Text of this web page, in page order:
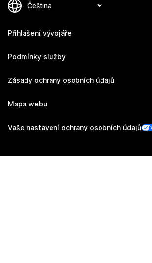
Přihlášení vývojáře
Podmínky služby
Zásady ochrany osobních údajů
Mapa webu
Vaše nastavení ochrany osobních údajů